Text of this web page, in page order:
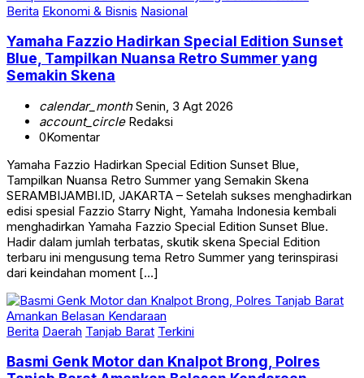
Berita Ekonomi & Bisnis Nasional
Yamaha Fazzio Hadirkan Special Edition Sunset
Blue, Tampilkan Nuansa Retro Summer yang
Semakin Skena
calendar_monthSenin, 3 Agt 2026
account_circleRedaksi
0Komentar
Yamaha Fazzio Hadirkan Special Edition Sunset Blue,
Tampilkan Nuansa Retro Summer yang Semakin Skena
SERAMBIJAMBI.ID, JAKARTA – Setelah sukses menghadirkan
edisi spesial Fazzio Starry Night, Yamaha Indonesia kembali
menghadirkan Yamaha Fazzio Special Edition Sunset Blue.
Hadir dalam jumlah terbatas, skutik skena Special Edition
terbaru ini mengusung tema Retro Summer yang terinspirasi
dari keindahan moment […]
Berita Daerah Tanjab Barat Terkini
Basmi Genk Motor dan Knalpot Brong, Polres